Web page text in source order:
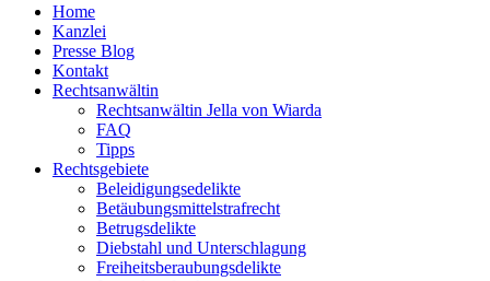
Home
Kanzlei
Presse Blog
Kontakt
Rechtsanwältin
Rechtsanwältin Jella von Wiarda
FAQ
Tipps
Rechtsgebiete
Beleidigungsedelikte
Betäubungsmittelstrafrecht
Betrugsdelikte
Diebstahl und Unterschlagung
Freiheitsberaubungsdelikte